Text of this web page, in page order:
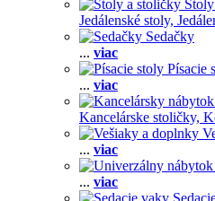
Jedálenské stoly,
Sedačky
... viac
Písacie
... viac
Kancelárske stoličky,
... viac
... viac